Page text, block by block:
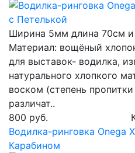
Ширина 5мм длина 70см и
Материал: вощёный
для выставок- водилка,
натурального хлопкого
воском (степень
различат..
800 руб.
Водилка-ринговка Onega
Карабином